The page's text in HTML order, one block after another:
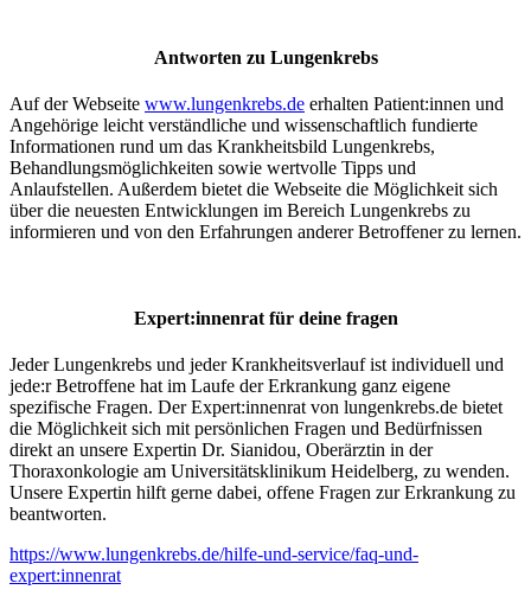
Antworten zu Lungenkrebs
Auf der Webseite www.lungenkrebs.de erhalten Patient:innen und
Angehörige leicht verständliche und wissenschaftlich fundierte
Informationen rund um das Krankheitsbild Lungenkrebs,
Behandlungsmöglichkeiten sowie wertvolle Tipps und
Anlaufstellen. Außerdem bietet die Webseite die Möglichkeit sich
über die neuesten Entwicklungen im Bereich Lungenkrebs zu
informieren und von den Erfahrungen anderer Betroffener zu lernen.
Expert:innenrat für deine fragen
Jeder Lungenkrebs und jeder Krankheitsverlauf ist individuell und
jede:r Betroffene hat im Laufe der Erkrankung ganz eigene
spezifische Fragen. Der Expert:innenrat von lungenkrebs.de bietet
die Möglichkeit sich mit persönlichen Fragen und Bedürfnissen
direkt an unsere Expertin Dr. Sianidou, Oberärztin in der
Thoraxonkologie am Universitätsklinikum Heidelberg, zu wenden.
Unsere Expertin hilft gerne dabei, offene Fragen zur Erkrankung zu
beantworten.
https://www.lungenkrebs.de/hilfe-und-service/faq-und-
expert:innenrat